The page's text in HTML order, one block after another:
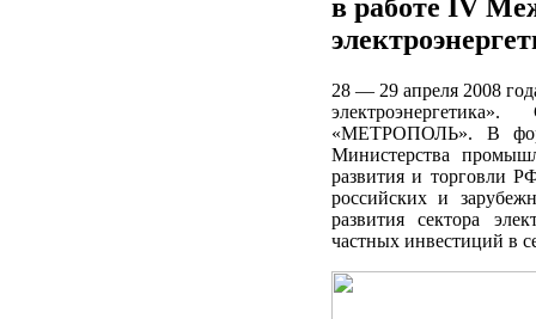
в работе IV
28 — 29 апреля 2008
«МЕТРОПОЛЬ». В
Министерства
развития и торговли
российских и
развития сектора
частных инвестиций в